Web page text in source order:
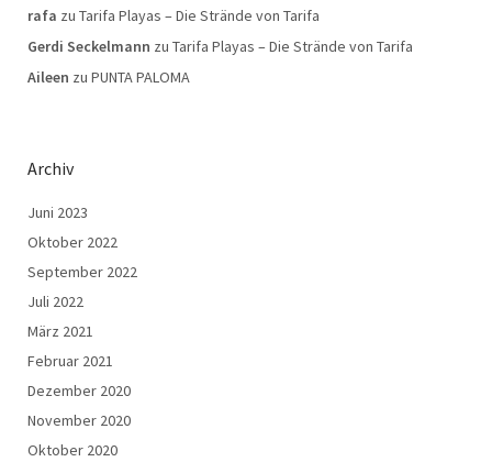
rafa zu Tarifa Playas – Die Strände von Tarifa
Gerdi Seckelmann zu Tarifa Playas – Die Strände von Tarifa
Aileen zu PUNTA PALOMA
Archiv
Juni 2023
Oktober 2022
September 2022
Juli 2022
März 2021
Februar 2021
Dezember 2020
November 2020
Oktober 2020